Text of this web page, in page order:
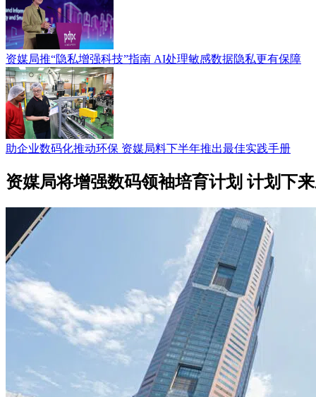
资媒局推“隐私增强科技”指南 AI处理敏感数据隐私更有保障
助企业数码化推动环保 资媒局料下半年推出最佳实践手册
资媒局将增强数码领袖培育计划 计划下